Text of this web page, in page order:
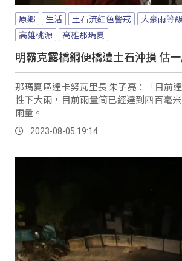
原鄉 生活 土石流紅色警戒 大豪雨等
高雄桃源
高雄那瑪夏
明霸克露橋鋼便橋遭土石沖損 估
那瑪夏區達卡努瓦里長 朱子亮：「目前
性下大雨，目前雨量筒已經達到四百毫
雨量。
2023-08-05 19:14